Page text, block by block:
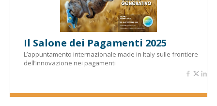
Il Salone dei Pagamenti 2025
L’appuntamento internazionale made in Italy sulle frontiere
dell’innovazione nei pagamenti